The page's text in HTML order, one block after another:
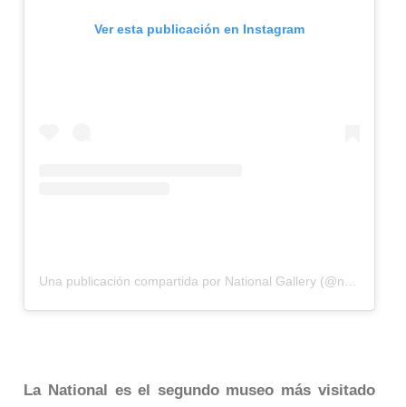
Ver esta publicación en Instagram
La National es el segundo museo más visitado